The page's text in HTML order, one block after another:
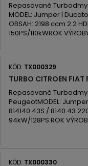
Repasované
MODEL: Jumper | Ducato
OBSAH: 2198 ccm 2.2
150PS/110kWROK
KÓD: TX000329
TURBO CITROEN
Repasované
PeugeotMODEL:
814140.43S /
94kW/128PS ROK
KÓD: TX000330